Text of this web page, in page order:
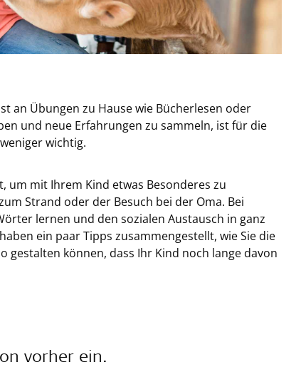
an Übungen zu Hause wie Bücherlesen oder
und neue Erfahrungen zu sammeln, ist für die
wichtig.
um mit Ihrem Kind etwas Besonderes zu
Strand oder der Besuch bei der Oma. Bei
lernen und den sozialen Austausch in ganz
ein paar Tipps zusammengestellt, wie Sie die
gestalten können, dass Ihr Kind noch lange davon
vorher ein.